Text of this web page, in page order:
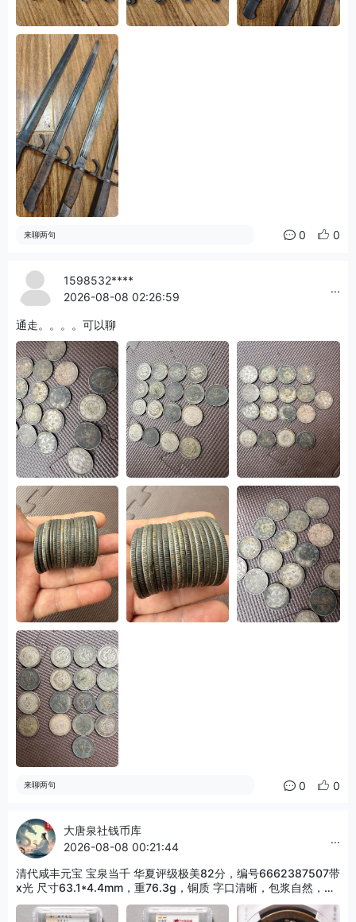
来聊两句 0 0
1598532****
2026-08-08 02:26:59
...
通走。。。。可以聊
来聊两句 0 0
大唐泉社钱币库
2026-08-08 00:21:44
...
清代咸丰元宝 宝泉当千 华夏评级极美82分，编号6662387507带
x光 尺寸63.1*4.4mm，重76.3g，铜质 字口清晰，包浆自然，边
道完整，无裂无补，状态以图为准，收藏佳品！5.28